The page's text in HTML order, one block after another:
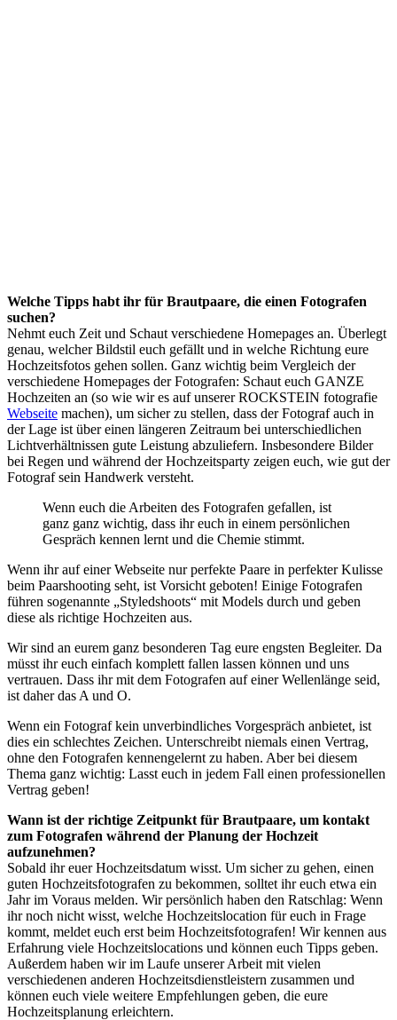
Welche Tipps habt ihr für Brautpaare, die einen Fotografen
suchen?
Nehmt euch Zeit und Schaut verschiedene Homepages an. Überlegt
genau, welcher Bildstil euch gefällt und in welche Richtung eure
Hochzeitsfotos gehen sollen. Ganz wichtig beim Vergleich der
verschiedene Homepages der Fotografen: Schaut euch GANZE
Hochzeiten an (so wie wir es auf unserer ROCKSTEIN fotografie
Webseite machen), um sicher zu stellen, dass der Fotograf auch in
der Lage ist über einen längeren Zeitraum bei unterschiedlichen
Lichtverhältnissen gute Leistung abzuliefern. Insbesondere Bilder
bei Regen und während der Hochzeitsparty zeigen euch, wie gut der
Fotograf sein Handwerk versteht.
Wenn euch die Arbeiten des Fotografen gefallen, ist
ganz ganz wichtig, dass ihr euch in einem persönlichen
Gespräch kennen lernt und die Chemie stimmt.
Wenn ihr auf einer Webseite nur perfekte Paare in perfekter Kulisse
beim Paarshooting seht, ist Vorsicht geboten! Einige Fotografen
führen sogenannte „Styledshoots“ mit Models durch und geben
diese als richtige Hochzeiten aus.
Wir sind an eurem ganz besonderen Tag eure engsten Begleiter. Da
müsst ihr euch einfach komplett fallen lassen können und uns
vertrauen. Dass ihr mit dem Fotografen auf einer Wellenlänge seid,
ist daher das A und O.
Wenn ein Fotograf kein unverbindliches Vorgespräch anbietet, ist
dies ein schlechtes Zeichen. Unterschreibt niemals einen Vertrag,
ohne den Fotografen kennengelernt zu haben. Aber bei diesem
Thema ganz wichtig: Lasst euch in jedem Fall einen professionellen
Vertrag geben!
Wann ist der richtige Zeitpunkt für Brautpaare, um kontakt
zum Fotografen während der Planung der Hochzeit
aufzunehmen?
Sobald ihr euer Hochzeitsdatum wisst. Um sicher zu gehen, einen
guten Hochzeitsfotografen zu bekommen, solltet ihr euch etwa ein
Jahr im Voraus melden. Wir persönlich haben den Ratschlag: Wenn
ihr noch nicht wisst, welche Hochzeitslocation für euch in Frage
kommt, meldet euch erst beim Hochzeitsfotografen! Wir kennen aus
Erfahrung viele Hochzeitslocations und können euch Tipps geben.
Außerdem haben wir im Laufe unserer Arbeit mit vielen
verschiedenen anderen Hochzeitsdienstleistern zusammen und
können euch viele weitere Empfehlungen geben, die eure
Hochzeitsplanung erleichtern.